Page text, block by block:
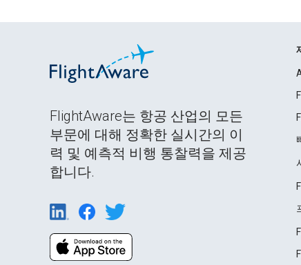
FlightAware는 항공 산업의 모든
부문에 대해 정확한 실시간의 이
력 및 예측적 비행 통찰력을 제공
합니다.